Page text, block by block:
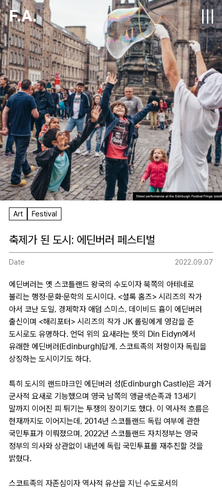
F.A.
Art Festival
축제가 된 도시: 에딘버러 페스티벌
Date 2022.09.07
에딘버러는 옛 스코틀랜드 왕국의 수도이자 북쪽의 아테네로
불리는 행정·문화·문학의 도시이다. <셜록 홈즈> 시리즈의 작가
아서 코난 도일, 경제학자 애덤 스미스, 데이비드 흄이 에딘버러
출신이며 <해리포터> 시리즈의 작가 JK 롤링에게 영감을 준
도시로도 유명하다. 언덕 위의 요새라는 뜻의 Din Eidyn에서
유래한 에딘버러(Edinburgh)답게, 스코트족의 저항이자 독립을
상징하는 도시이기도 하다.
특히 도시의 랜드마크인 에딘버러 성(Edinburgh Castle)은 과거
군사적 요새로 기능했으며 영국 남쪽의 앵글색슨족과 13세기
말까지 이어진 피 튀기는 투쟁의 장이기도 했다. 이 역사적 흐름은
현재까지도 이어지는데, 2014년 스코틀랜드 독립 여부에 관한
국민투표가 이뤄졌으며, 2022년 스코틀랜드 자치정부는 영국
정부의 의사와 상관없이 내년에 독립 국민투표를 재추진할 것을
밝혔다.
스코트족의 자존심이자 역사적 유산을 지닌 수도로서의